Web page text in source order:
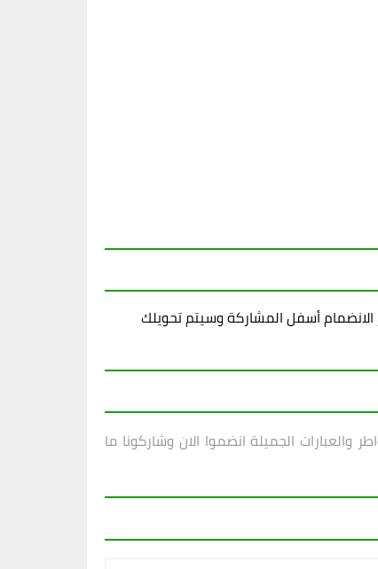
أسفل المشاركة وسيتم تحويلك
الجميلة انضموا الان وشاركونا ما